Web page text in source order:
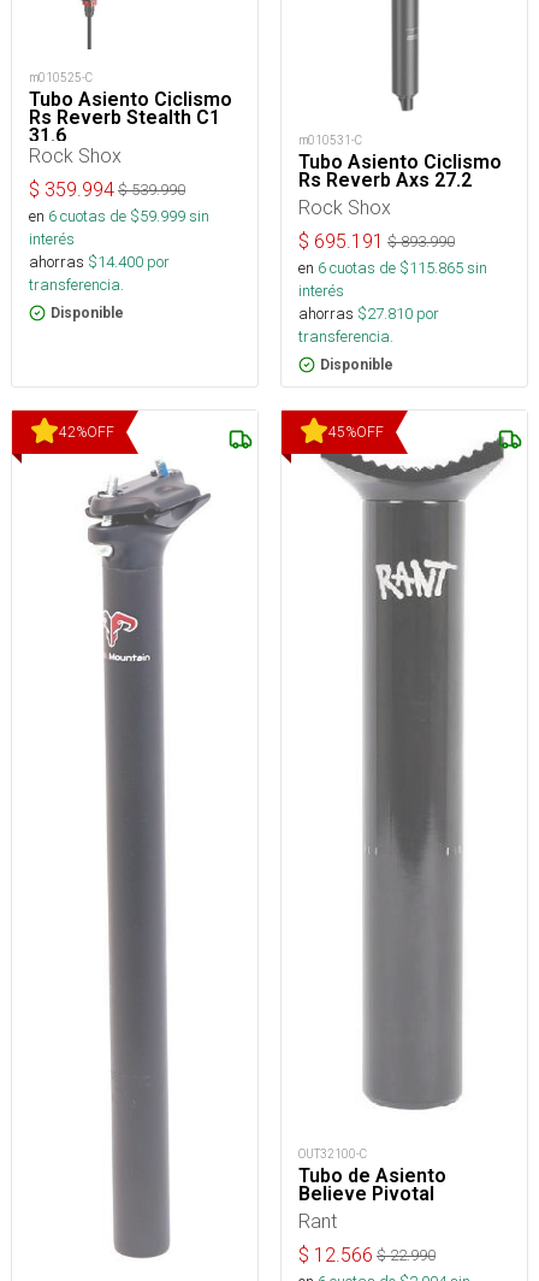
m010525-C
Tubo Asiento Ciclismo
Rs Reverb Stealth C1
31.6
Rock Shox
$ 359.994 $539.990
en 6cuotas de $59.999sin
interés
ahorras $14.400 por
transferencia.
Disponible
m010531-C
Tubo Asiento Ciclismo
Rs Reverb Axs 27.2
Rock Shox
$ 695.191 $893.990
en 6cuotas de $115.865sin
interés
ahorras $27.810 por
transferencia.
Disponible
42%OFF 45%OFF
OUT32100-C
Tubo de Asiento
Believe Pivotal
Rant
$ 12.566 $22.990